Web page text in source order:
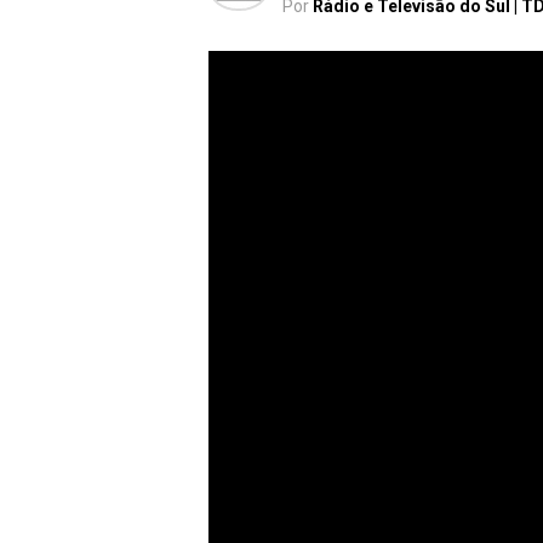
Por Rádio e Televisão do Sul |